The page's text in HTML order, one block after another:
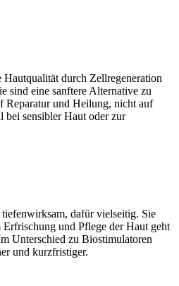
Hautqualität durch Zellregeneration
sind eine sanftere Alternative zu
Reparatur und Heilung, nicht auf
bei sensibler Haut oder zur
dafür vielseitig. Sie
und Pflege der Haut geht
Unterschied zu Biostimulatoren
und kurzfristiger.